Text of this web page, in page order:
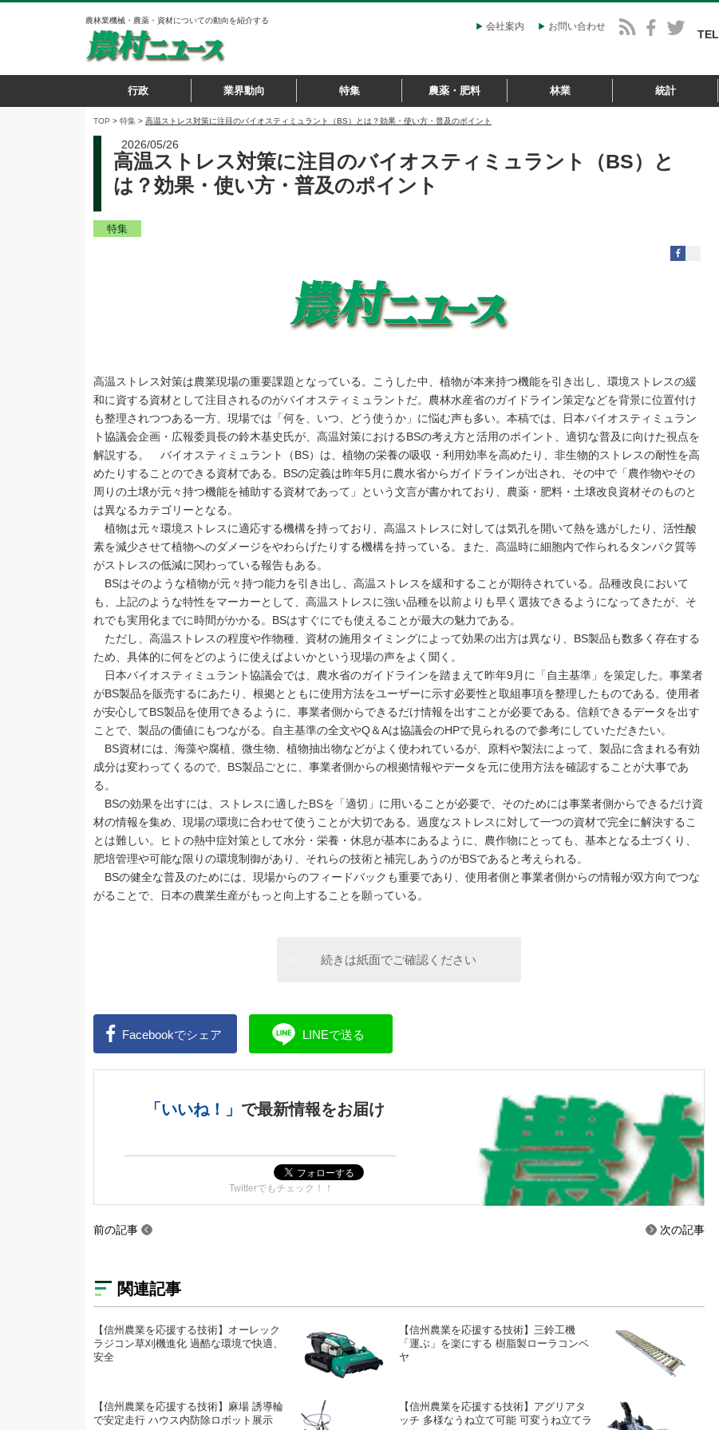
農林業機械・農薬・資材についての動向を紹介する
会社案内 お問い合わせ
TEL
行政 業界動向 特集 農薬・肥料 林業 統計
TOP > 特集 > 高温ストレス対策に注目のバイオスティミュラント（BS）とは？効果・使い方・普及のポイント
2026/05/26
高温ストレス対策に注目のバイオスティミュラント（BS）と
は？効果・使い方・普及のポイント
特集
高温ストレス対策は農業現場の重要課題となっている。こうした中、植物が本来持つ機能を引き出し、環境ストレスの緩
和に資する資材として注目されるのがバイオスティミュラントだ。農林水産省のガイドライン策定などを背景に位置付け
も整理されつつある一方、現場では「何を、いつ、どう使うか」に悩む声も多い。本稿では、日本バイオスティミュラン
ト協議会企画・広報委員長の鈴木基史氏が、高温対策におけるBSの考え方と活用のポイント、適切な普及に向けた視点を
解説する。 バイオスティミュラント（BS）は、植物の栄養の吸収・利用効率を高めたり、非生物的ストレスの耐性を高
めたりすることのできる資材である。BSの定義は昨年5月に農水省からガイドラインが出され、その中で「農作物やその
周りの土壌が元々持つ機能を補助する資材であって」という文言が書かれており、農薬・肥料・土壌改良資材そのものと
は異なるカテゴリーとなる。
植物は元々環境ストレスに適応する機構を持っており、高温ストレスに対しては気孔を開いて熱を逃がしたり、活性酸
素を減少させて植物へのダメージをやわらげたりする機構を持っている。また、高温時に細胞内で作られるタンパク質等
がストレスの低減に関わっている報告もある。
BSはそのような植物が元々持つ能力を引き出し、高温ストレスを緩和することが期待されている。品種改良において
も、上記のような特性をマーカーとして、高温ストレスに強い品種を以前よりも早く選抜できるようになってきたが、そ
れでも実用化までに時間がかかる。BSはすぐにでも使えることが最大の魅力である。
ただし、高温ストレスの程度や作物種、資材の施用タイミングによって効果の出方は異なり、BS製品も数多く存在する
ため、具体的に何をどのように使えばよいかという現場の声をよく聞く。
日本バイオスティミュラント協議会では、農水省のガイドラインを踏まえて昨年9月に「自主基準」を策定した。事業者
がBS製品を販売するにあたり、根拠とともに使用方法をユーザーに示す必要性と取組事項を整理したものである。使用者
が安心してBS製品を使用できるように、事業者側からできるだけ情報を出すことが必要である。信頼できるデータを出す
ことで、製品の価値にもつながる。自主基準の全文やQ＆Aは協議会のHPで見られるので参考にしていただきたい。
BS資材には、海藻や腐植、微生物、植物抽出物などがよく使われているが、原料や製法によって、製品に含まれる有効
成分は変わってくるので、BS製品ごとに、事業者側からの根拠情報やデータを元に使用方法を確認することが大事であ
る。
BSの効果を出すには、ストレスに適したBSを「適切」に用いることが必要で、そのためには事業者側からできるだけ資
材の情報を集め、現場の環境に合わせて使うことが大切である。過度なストレスに対して一つの資材で完全に解決するこ
とは難しい。ヒトの熱中症対策として水分・栄養・休息が基本にあるように、農作物にとっても、基本となる土づくり、
肥培管理や可能な限りの環境制御があり、それらの技術と補完しあうのがBSであると考えられる。
BSの健全な普及のためには、現場からのフィードバックも重要であり、使用者側と事業者側からの情報が双方向でつな
がることで、日本の農業生産がもっと向上することを願っている。
続きは紙面でご確認ください
Facebookでシェア LINEで送る
「いいね！」 で最新情報をお届け
Twitterでもチェック！！
前の記事 次の記事
関連記事
【信州農業を応援する技術】オーレック
ラジコン草刈機進化 過酷な環境で快適、
安全
【信州農業を応援する技術】三鈴工機
「運ぶ」を楽にする 樹脂製ローラコンベ
ヤ
【信州農業を応援する技術】麻場 誘導輪
で安定走行 ハウス内防除ロボット展示
【信州農業を応援する技術】アグリアタ
ッチ 多様なうね立て可能 可変うね立てラ